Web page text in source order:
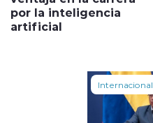
por la inteligencia
artificial
Internacional